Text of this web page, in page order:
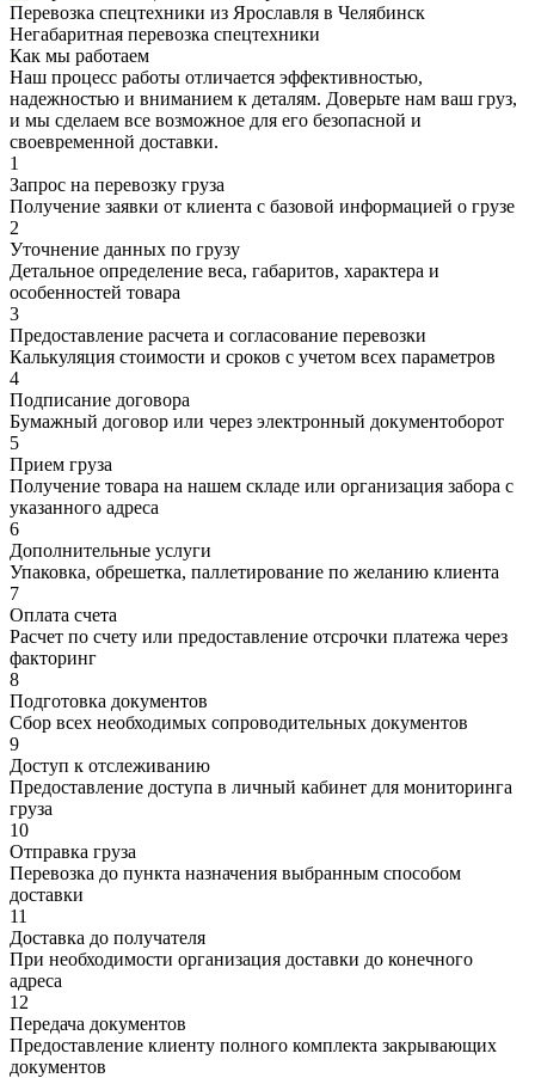
Перевозка спецтехники из Ярославля в Челябинск
Негабаритная перевозка спецтехники
Как мы работаем
Наш процесс работы отличается эффективностью,
надежностью и вниманием к деталям. Доверьте нам ваш груз,
и мы сделаем все возможное для его безопасной и
своевременной доставки.
1
Запрос на перевозку груза
Получение заявки от клиента с базовой информацией о грузе
2
Уточнение данных по грузу
Детальное определение веса, габаритов, характера и
особенностей товара
3
Предоставление расчета и согласование перевозки
Калькуляция стоимости и сроков с учетом всех параметров
4
Подписание договора
Бумажный договор или через электронный документоборот
5
Прием груза
Получение товара на нашем складе или организация забора с
указанного адреса
6
Дополнительные услуги
Упаковка, обрешетка, паллетирование по желанию клиента
7
Оплата счета
Расчет по счету или предоставление отсрочки платежа через
факторинг
8
Подготовка документов
Сбор всех необходимых сопроводительных документов
9
Доступ к отслеживанию
Предоставление доступа в личный кабинет для мониторинга
груза
10
Отправка груза
Перевозка до пункта назначения выбранным способом
доставки
11
Доставка до получателя
При необходимости организация доставки до конечного
адреса
12
Передача документов
Предоставление клиенту полного комплекта закрывающих
документов